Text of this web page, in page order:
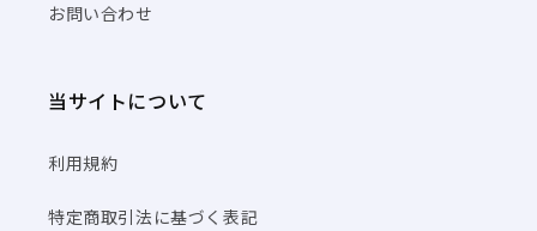
お問い合わせ
当サイトについて
利用規約
特定商取引法に基づく表記